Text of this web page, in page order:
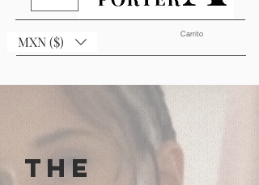
Carrito
MXN ($)
THE